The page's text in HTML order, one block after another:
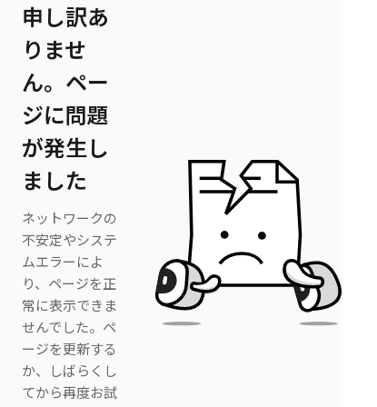
申し訳あ
りませ
ん。ペー
ジに問題
が発生し
ました
ネットワークの
不安定やシステ
ムエラーによ
り、ページを正
常に表示できま
せんでした。ペ
ージを更新する
か、しばらくし
てから再度お試